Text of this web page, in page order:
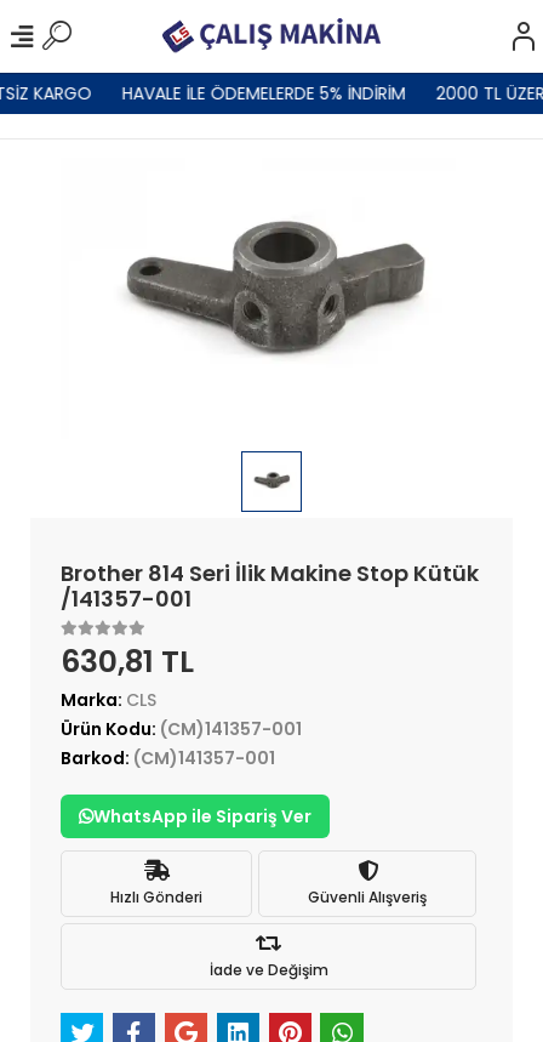
KARGO HAVALE İLE ÖDEMELERDE 5% İNDİRİM 2000 TL
Brother 814 Seri İlik Makine Stop Kütük
/141357-001
630,81 TL
Marka: CLS
Ürün Kodu: (CM)141357-001
Barkod: (CM)141357-001
WhatsApp ile Sipariş Ver
Hızlı Gönderi Güvenli Alışveriş
İade ve Değişim